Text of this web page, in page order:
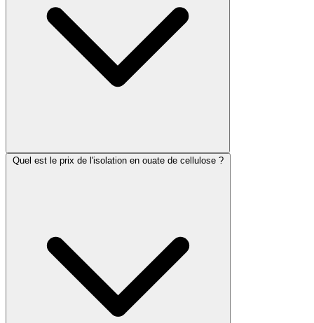
Quel est le prix de l'isolation en ouate de cellulose ?